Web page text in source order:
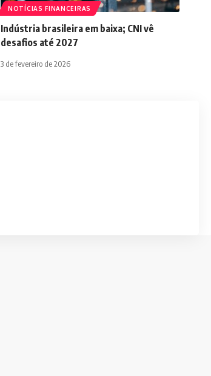
NOTÍCIAS FINANCEIRAS
Indústria brasileira em baixa; CNI vê
desafios até 2027
3 de fevereiro de 2026